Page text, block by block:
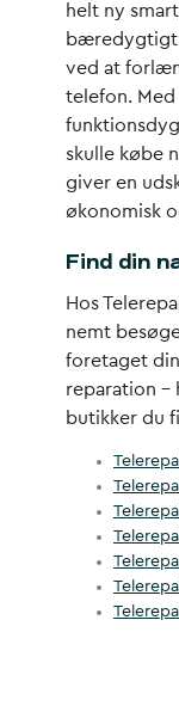
helt ny
bæredygtigt
ved at
telefon.
skulle købe
giver en
økonomisk
Find din
Hos
nemt
foretaget
reparation –
butikker du